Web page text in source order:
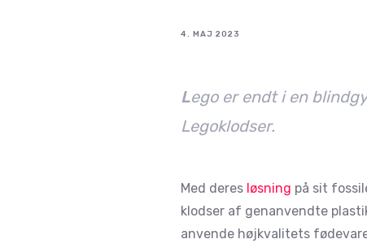
4. MAJ 2023
Lego er endt i en
Legoklodser.
Med deres løsning på sit
klodser af genanvendte
anvende højkvalitets